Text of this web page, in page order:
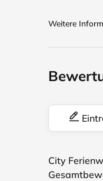
Weitere
City